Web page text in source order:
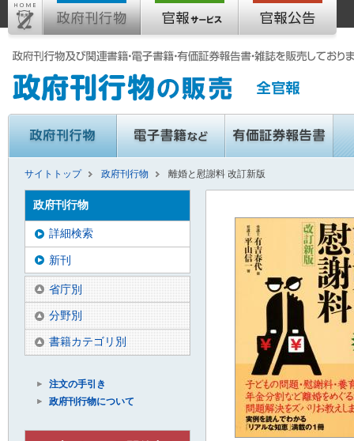
サイトトップ 政府刊行物 離婚と慰謝料 改訂新版
政府刊行物
詳細検索
新刊
省庁別
分野別
書籍カテゴリ別
注文の手引き
政府刊行物について